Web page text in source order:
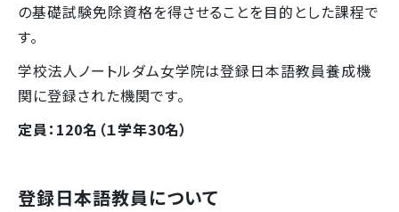
の基礎試験免除資格を得させることを目的とした課程で
す。
学校法人ノートルダム女学院は登録日本語教員養成機
関に登録された機関です。
定員：120名（１学年30名）
登録日本語教員について